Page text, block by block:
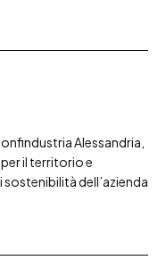
Alessandria,
il territorio e
dell’azienda